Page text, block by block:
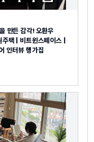
만든 감각! 오환우
택 | 비트윈스페이스 |
인터뷰 행가집